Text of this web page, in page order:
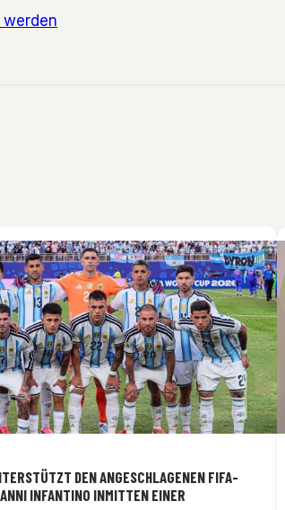
DEN ANGESCHLAGENEN FIFA-
INFANTINO INMITTEN EINER